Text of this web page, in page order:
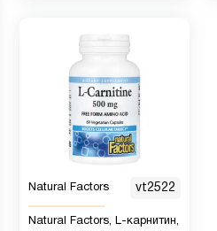
Natural Factors vt2522
Natural Factors, L-карнитин,